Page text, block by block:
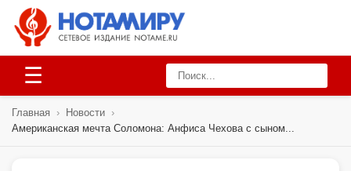
☰
Главная › Новости ›
Американская мечта Соломона: Анфиса Чехова с сыном...